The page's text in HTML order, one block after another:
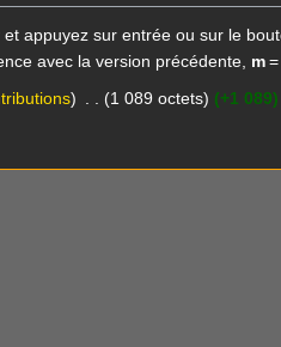
appuyez sur entrée ou sur le
avec la version précédente, m
1 089 octets +1 089